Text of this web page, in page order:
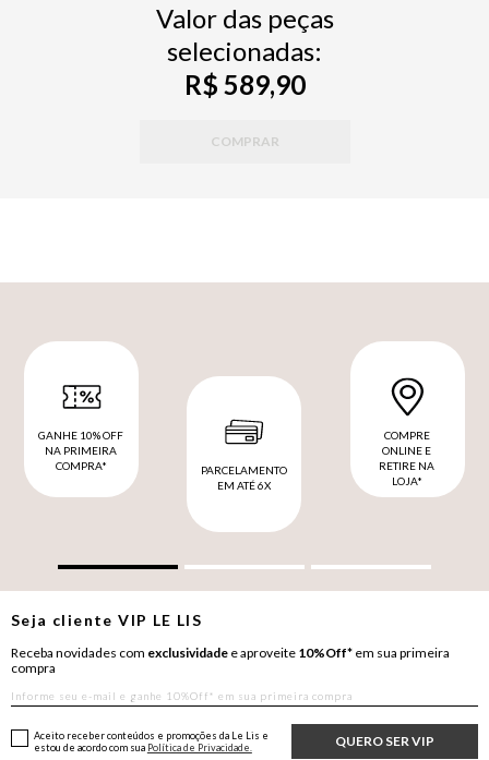
Valor das peças
selecionadas:
R$ 589,90
COMPRAR
GANHE 10% OFF
NA PRIMEIRA
COMPRA*
PARCELAMENTO
EM ATÉ 6X
COMPRE
ONLINE E
RETIRE NA
LOJA*
Seja clienteVIP LE LIS
Receba novidades com exclusividade e aproveite 10%Off* em sua primeira
compra
QUERO SER VIP
Aceito receber conteúdos e promoções da Le Lis e
estou de acordo com sua Política de Privacidade.